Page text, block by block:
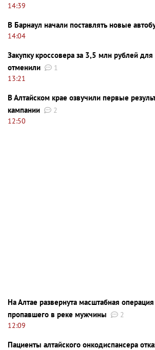
14:39
В Барнаул начали поставлять новые
14:04
Закупку кроссовера за 3,5 млн рублей
отменили
1
13:21
В Алтайском крае озвучили первые
кампании
2
12:50
На Алтае развернута масштабная
пропавшего в реке мужчины
2
12:09
Пациенты алтайского онкодиспансера